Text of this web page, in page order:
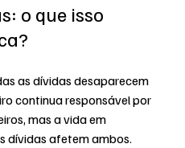
o que isso
as dívidas desaparecem
continua responsável por
mas a vida em
dívidas afetem ambos.